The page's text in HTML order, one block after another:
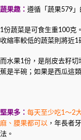
蔬果趣： 遵循「蔬果579」
1份蔬菜是可食生重100克
收縮率較低的蔬菜則將近1
而水果1份，是削皮去籽
蕉是半碗；如果是西瓜這
堅果多 ： 每天至少吃1～2
麻、腰果都可以 ，年長者
法。